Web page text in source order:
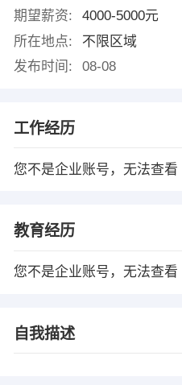
期望薪资:
4000-5000元
所在地点:
不限区域
发布时间:
08-08
工作经历
您不是企业账号，无法查看
教育经历
您不是企业账号，无法查看
自我描述